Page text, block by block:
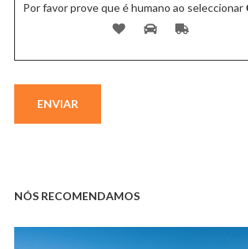
Por favor prove que é humano ao seleccionar
NÓS RECOMENDAMOS